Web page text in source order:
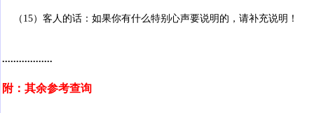
（15）客人的话：如果你有什么特别心声要说明的，请补充说明！
..................
附：其余参考查询